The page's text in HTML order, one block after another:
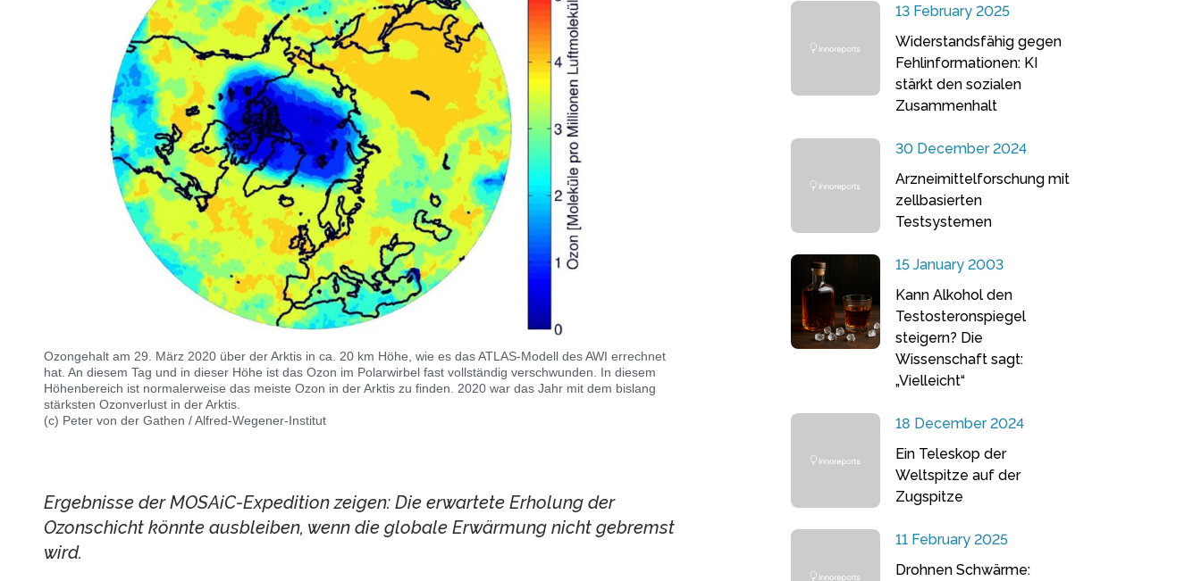
Ozongehalt am 29. März 2020 über der Arktis in ca. 20 km Höhe, wie es das ATLAS-Modell des AWI errechnet
hat. An diesem Tag und in dieser Höhe ist das Ozon im Polarwirbel fast vollständig verschwunden. In diesem
Höhenbereich ist normalerweise das meiste Ozon in der Arktis zu finden. 2020 war das Jahr mit dem bislang
stärksten Ozonverlust in der Arktis.
(c) Peter von der Gathen / Alfred-Wegener-Institut
Ergebnisse der MOSAiC-Expedition zeigen: Die erwartete Erholung der
Ozonschicht könnte ausbleiben, wenn die globale Erwärmung nicht gebremst
wird.
13 February 2025
Widerstandsfähig gegen
Fehlinformationen: KI
stärkt den sozialen
Zusammenhalt
30 December 2024
Arzneimittelforschung mit
zellbasierten
Testsystemen
15 January 2003
Kann Alkohol den
Testosteronspiegel
steigern? Die
Wissenschaft sagt:
„Vielleicht“
18 December 2024
Ein Teleskop der
Weltspitze auf der
Zugspitze
11 February 2025
Drohnen Schwärme: